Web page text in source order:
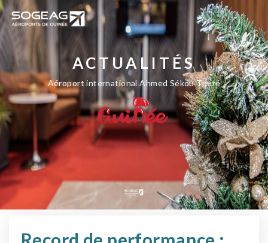
ACTUALITÉS
Aéroport international Ahmed Sékou Touré